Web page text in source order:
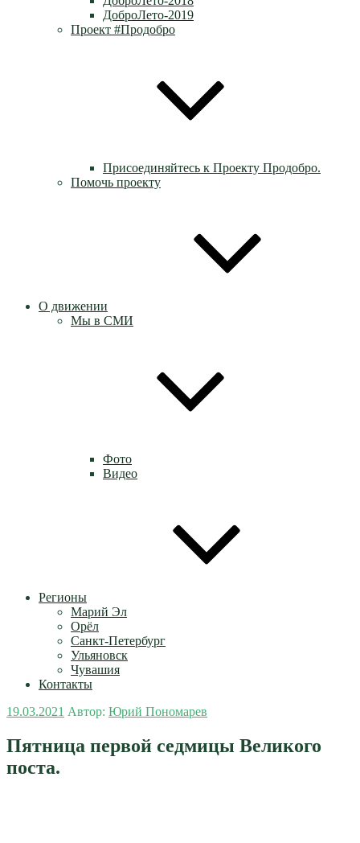
ДоброЛето-2019
Проект #Продобро
Присоединяйтесь к Проекту Продобро.
Помочь проекту
О движении
Мы в СМИ
Фото
Видео
Регионы
Марий Эл
Орёл
Санкт-Петербург
Ульяновск
Чувашия
Контакты
Опубликовано
19.03.2021 Автор: Юрий Пономарев
Пятница первой седмицы Великого
поста.